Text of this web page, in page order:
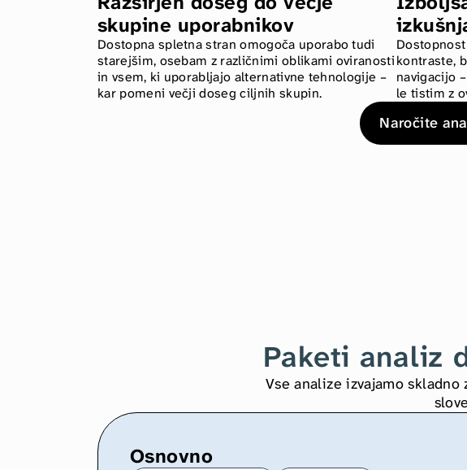
skupine uporabnikov
Dostopna spletna stran omogoča uporabo tudi
starejšim, osebam z različnimi oblikami oviranosti
in vsem, ki uporabljajo alternativne tehnologije –
kar pomeni večji doseg ciljnih skupin.
kontraste,
navigacijo
le tistim z
Naročite
Paketi analiz
Vse analize izvajamo
Osnovno